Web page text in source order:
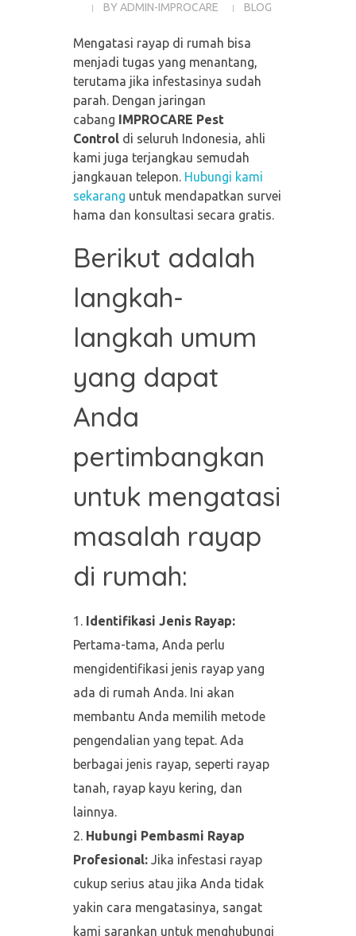
BY ADMIN-IMPROCARE BLOG
Mengatasi rayap di rumah bisa
menjadi tugas yang menantang,
terutama jika infestasinya sudah
parah. Dengan jaringan
cabang IMPROCARE Pest
Controldi seluruh Indonesia, ahli
kami juga terjangkau semudah
jangkauan telepon. Hubungi kami
sekarang untuk mendapatkan survei
hama dan konsultasi secara gratis.
Berikut adalah
langkah-
langkah umum
yang dapat
Anda
pertimbangkan
untuk mengatasi
masalah rayap
di rumah:
Identifikasi Jenis Rayap:
Pertama-tama, Anda perlu
mengidentifikasi jenis rayap yang
ada di rumah Anda. Ini akan
membantu Anda memilih metode
pengendalian yang tepat. Ada
berbagai jenis rayap, seperti rayap
tanah, rayap kayu kering, dan
lainnya.
Hubungi Pembasmi Rayap
Profesional:Jika infestasi rayap
cukup serius atau jika Anda tidak
yakin cara mengatasinya, sangat
kami sarankan untuk menghubungi